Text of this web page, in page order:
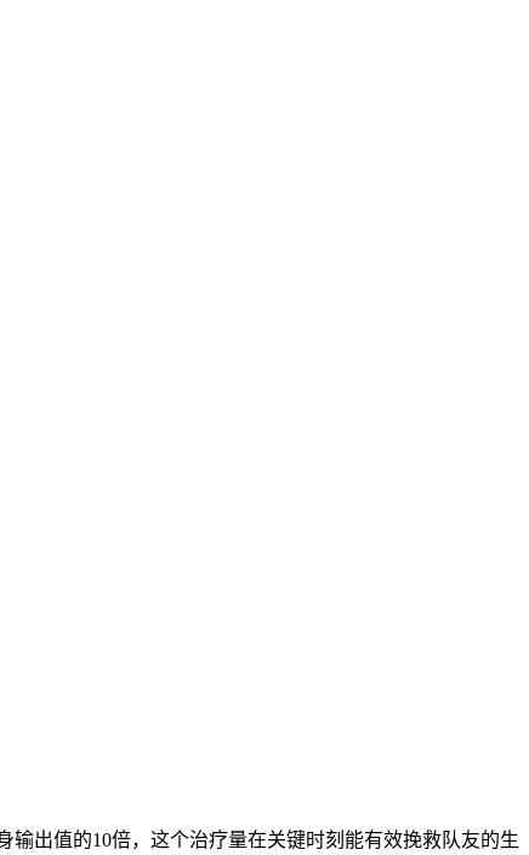
出值的10倍，这个治疗量在关键时刻能有效挽救队友的生